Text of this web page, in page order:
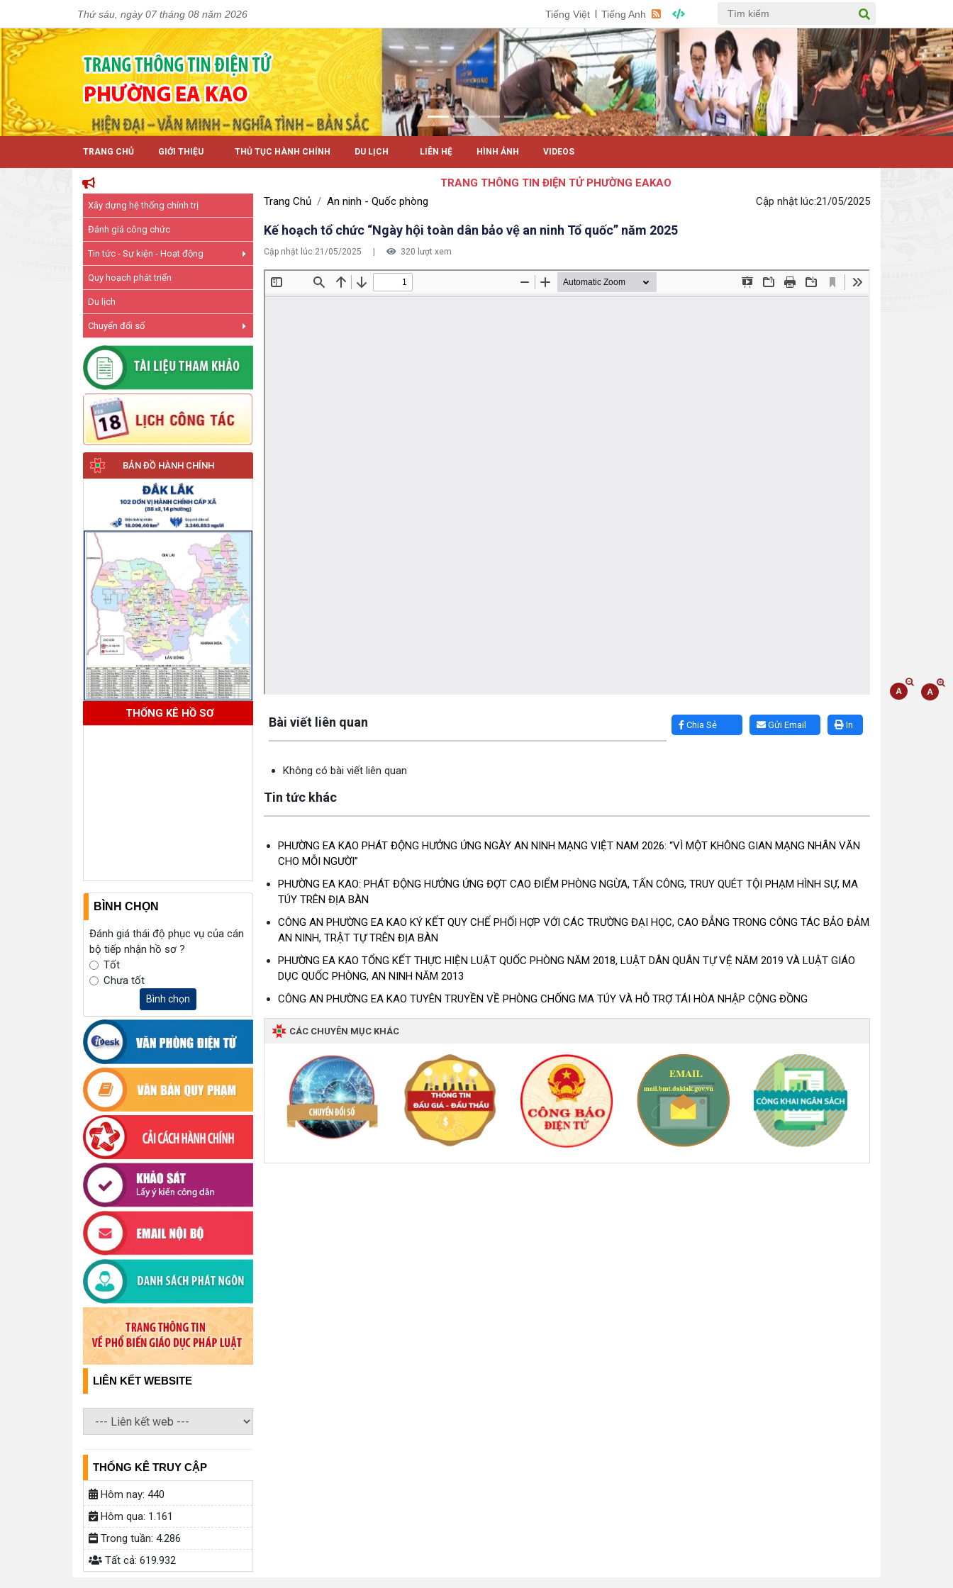
Thứ sáu, ngày 07 tháng 08 năm 2026 Tiếng Việt Tiếng Anh
TRANG CHỦ GIỚI THIỆU THỦ TỤC HÀNH CHÍNH DU LỊCH LIÊN HỆ HÌNH ẢNH VIDEOS
TRANG THÔNG TIN ĐIỆN TỬ PHƯỜNG EAKAO
Xây dựng hệ thống chính trị
Đánh giá công chức
Tin tức - Sự kiện - Hoạt động
Quy hoạch phát triển
Du lịch
Chuyển đổi số
BẢN ĐỒ HÀNH CHÍNH
THỐNG KÊ HỒ SƠ
BÌNH CHỌN
Đánh giá thái độ phục vụ của cán
bộ tiếp nhận hồ sơ ?
Tốt
Chưa tốt
Bình chọn
LIÊN KẾT WEBSITE
THỐNG KÊ TRUY CẬP
Hôm nay: 440
Hôm qua: 1.161
Trong tuần: 4.286
Tất cả: 619.932
Trang Chủ An ninh - Quốc phòng Cập nhật lúc:21/05/2025
Kế hoạch tổ chức “Ngày hội toàn dân bảo vệ an ninh Tổ quốc” năm 2025
Cập nhật lúc:21/05/2025 320 lượt xem
In
Gửi Email
Chia Sẻ
Bài viết liên quan
Không có bài viết liên quan
Tin tức khác
PHƯỜNG EA KAO PHÁT ĐỘNG HƯỞNG ỨNG NGÀY AN NINH MẠNG VIỆT NAM 2026: “VÌ MỘT KHÔNG GIAN MẠNG NHÂN VĂN
CHO MỖI NGƯỜI”
PHƯỜNG EA KAO: PHÁT ĐỘNG HƯỞNG ỨNG ĐỢT CAO ĐIỂM PHÒNG NGỪA, TẤN CÔNG, TRUY QUÉT TỘI PHẠM HÌNH SỰ, MA
TÚY TRÊN ĐỊA BÀN
CÔNG AN PHƯỜNG EA KAO KÝ KẾT QUY CHẾ PHỐI HỢP VỚI CÁC TRƯỜNG ĐẠI HỌC, CAO ĐẲNG TRONG CÔNG TÁC BẢO ĐẢM
AN NINH, TRẬT TỰ TRÊN ĐỊA BÀN
PHƯỜNG EA KAO TỔNG KẾT THỰC HIỆN LUẬT QUỐC PHÒNG NĂM 2018, LUẬT DÂN QUÂN TỰ VỆ NĂM 2019 VÀ LUẬT GIÁO
DỤC QUỐC PHÒNG, AN NINH NĂM 2013
CÔNG AN PHƯỜNG EA KAO TUYÊN TRUYỀN VỀ PHÒNG CHỐNG MA TÚY VÀ HỖ TRỢ TÁI HÒA NHẬP CỘNG ĐỒNG
CÁC CHUYÊN MỤC KHÁC